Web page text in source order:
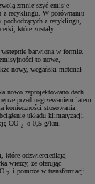
zmniejszyć emisje
z recyklingu. W porównaniu
z recyklingu,
które zostały
barwiona w formie.
to nowe,
nowy, wegański materiał
nowo zaprojektowano dach
przed nagrzewaniem latem
konieczności stosowania
układu klimatyzacji.
CO 2 o 0,5 g/km.
które odzwierciedlają
wierzy, że oferując
2 i pomoże w transformacji